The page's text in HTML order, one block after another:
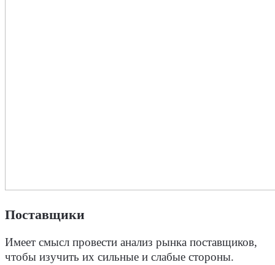
Поставщики
Имеет смысл провести анализ рынка поставщиков,
чтобы изучить их сильные и слабые стороны.